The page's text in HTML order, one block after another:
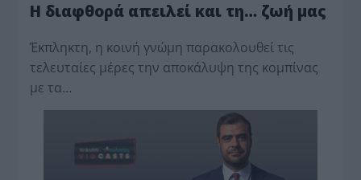
Η διαφθορά απειλεί και τη… ζωή μας
Έκπληκτη, η κοινή γνώμη παρακολουθεί τις
τελευταίες μέρες την αποκάλυψη της κο­μπίνας
με τα…